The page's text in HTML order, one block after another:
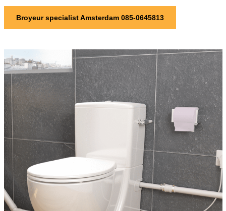
Broyeur specialist Amsterdam 085-0645813